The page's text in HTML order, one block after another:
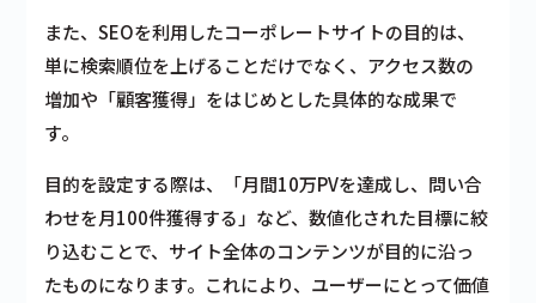
また、SEOを利用したコーポレートサイトの目的は、
単に検索順位を上げることだけでなく、アクセス数の
増加や「顧客獲得」をはじめとした具体的な成果で
す。
目的を設定する際は、「月間10万PVを達成し、問い合
わせを月100件獲得する」など、数値化された目標に絞
り込むことで、サイト全体のコンテンツが目的に沿っ
たものになります。これにより、ユーザーにとって価値